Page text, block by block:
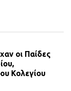
οι Παίδες
Κολεγίου